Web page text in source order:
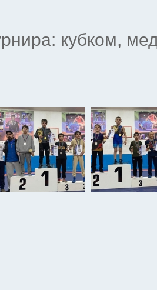
кубком,